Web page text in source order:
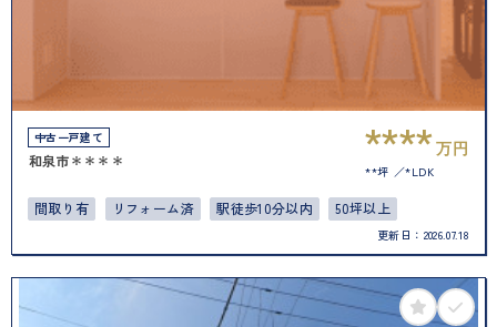
中古一戸建て
和泉市＊＊＊＊ **** 万円
**坪 *LDK
間取り有 リフォーム済 駅徒歩10分以内 50坪以上
更新日： 2026.07.18